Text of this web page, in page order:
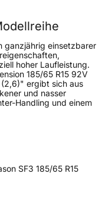
ganzjährig einsetzbarer
hoher Laufleistung.
185/65 R15 92V
ergibt sich aus
und nasser
Handling und einem
SF3 185/65 R15